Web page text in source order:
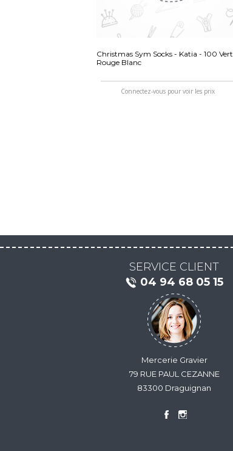
Christmas Sym Socks - Katia - 100 Vert
Rouge Blanc
Connectez-vous pour voir les prix
SERVICE CLIENT
04 94 68 05 15
Mercerie Gravier
79 RUE PAUL CEZANNE
83300 Draguignan